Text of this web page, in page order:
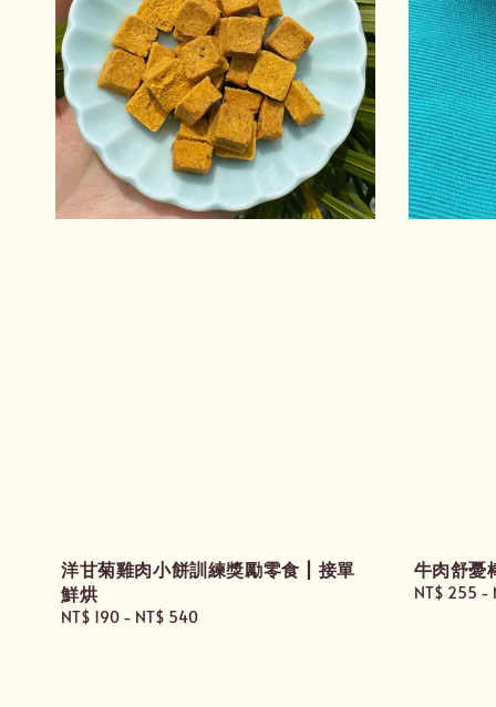
洋甘菊雞肉小餅訓練獎勵零食 | 接單
鮮烘
Regular
NT$ 190 - NT$ 540
牛肉舒憂
Regular
NT$ 255 -